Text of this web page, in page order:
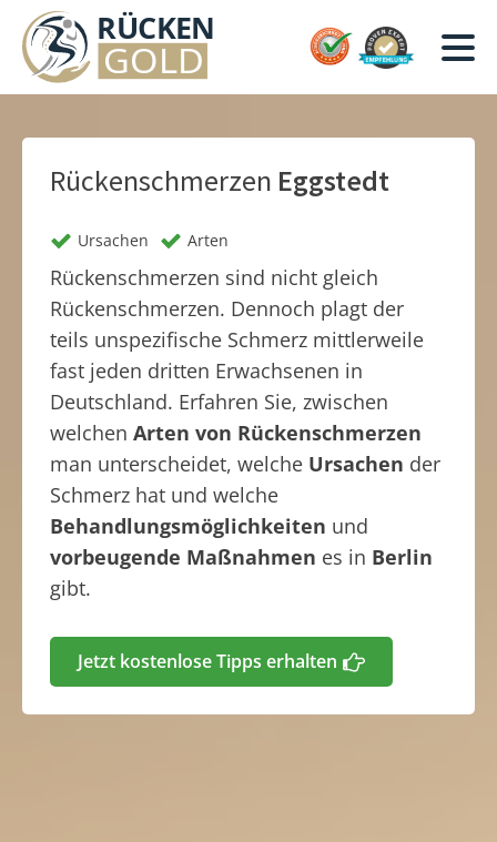
Rückenschmerzen Eggstedt
Ursachen Arten
Rückenschmerzen sind nicht gleich
Rückenschmerzen. Dennoch plagt der
teils unspezifische Schmerz mittlerweile
fast jeden dritten Erwachsenen in
Deutschland. Erfahren Sie, zwischen
welchen Arten von Rückenschmerzen
man unterscheidet, welche Ursachen der
Schmerz hat und welche
Behandlungsmöglichkeiten und
vorbeugende Maßnahmen es in Berlin
gibt.
Jetzt kostenlose Tipps erhalten